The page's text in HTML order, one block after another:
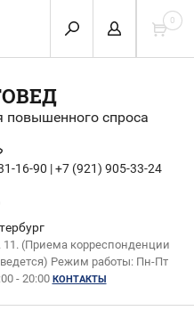
0
повышенного спроса
16-90 | +7 (921) 905-33-24
11. (Приема корреспонденции
Режим работы: Пн-Пт
- 20:00 КОНТАКТЫ